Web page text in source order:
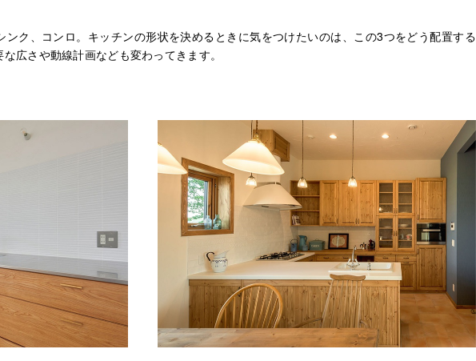
ンク、コンロ。キッチンの形状を決めるときに気をつけたいのは、この3つをどう配置する
広さや動線計画なども変わってきます。